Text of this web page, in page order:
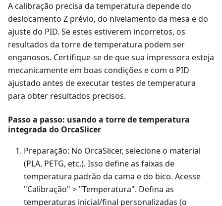
A calibração precisa da temperatura depende do
deslocamento Z prévio, do nivelamento da mesa e do
ajuste do PID. Se estes estiverem incorretos, os
resultados da torre de temperatura podem ser
enganosos. Certifique-se de que sua impressora esteja
mecanicamente em boas condições e com o PID
ajustado antes de executar testes de temperatura
para obter resultados precisos.
Passo a passo: usando a torre de temperatura
integrada do OrcaSlicer
Preparação: No OrcaSlicer, selecione o material
(PLA, PETG, etc.). Isso define as faixas de
temperatura padrão da cama e do bico. Acesse
"Calibração" > "Temperatura". Defina as
temperaturas inicial/final personalizadas (o